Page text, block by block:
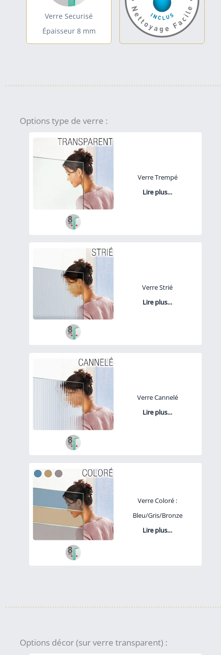
Verre Securisé
Épaisseur 8 mm
Options type de verre :
Verre Trempé
Lire plus…
Verre Strié
Lire plus…
Verre Cannelé
Lire plus…
Verre Coloré :
Bleu/Gris/Bronze
Lire plus…
Options décor (sur verre transparent) :